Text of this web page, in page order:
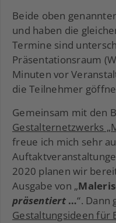
Beide oben
und haben die
Termine sind
Präsentationsraum
Minuten vor
die Teilnehmer
Gemeinsam mit den
Gestalternetzwerks
freue ich mich sehr
2020 planen wir
Ausgabe von „
präsentiert…“.
Gestaltungsideen für